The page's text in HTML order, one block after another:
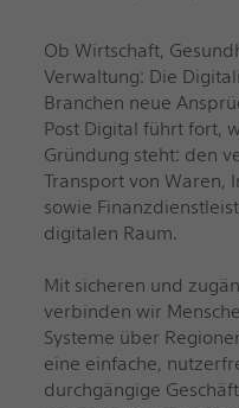
Ob Wirtschaft,
Verwaltung: Die
Branchen neue
Post Digital führt fort,
Gründung steht: den
Transport von Waren,
sowie
digitalen Raum.
Mit sicheren und
verbinden wir
Systeme über
eine einfache,
durchgängige